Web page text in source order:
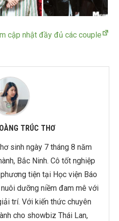
cập nhật đầy đủ các couple
TRÚC THƠ
sinh ngày 7 tháng 8 năm
Bắc Ninh. Cô tốt nghiệp
tiện tại Học viện Báo
dưỡng niềm đam mê với
trí. Với kiến thức chuyên
cho showbiz Thái Lan,